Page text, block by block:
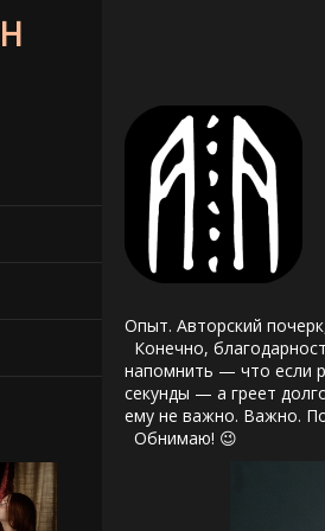
Опыт. Авторский
Конечно,
напомнить — что если
секунды — а греет
ему не важно. Важно.
Обнимаю! 😉